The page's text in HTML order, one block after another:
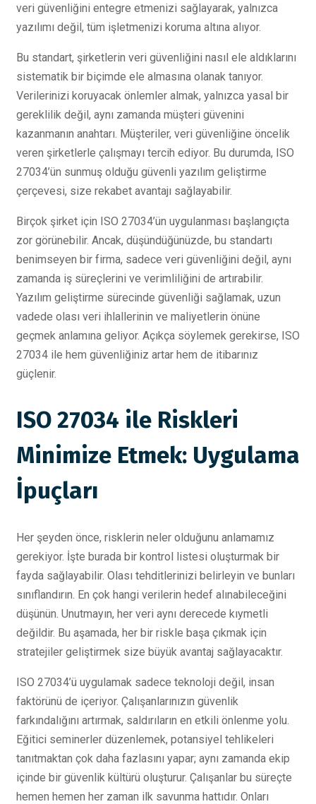
veri güvenliğini entegre etmenizi sağlayarak, yalnızca
yazılımı değil, tüm işletmenizi koruma altına alıyor.
Bu standart, şirketlerin veri güvenliğini nasıl ele aldıklarını
sistematik bir biçimde ele almasına olanak tanıyor.
Verilerinizi koruyacak önlemler almak, yalnızca yasal bir
gereklilik değil, aynı zamanda müşteri güvenini
kazanmanın anahtarı. Müşteriler, veri güvenliğine öncelik
veren şirketlerle çalışmayı tercih ediyor. Bu durumda, ISO
27034’ün sunmuş olduğu güvenli yazılım geliştirme
çerçevesi, size rekabet avantajı sağlayabilir.
Birçok şirket için ISO 27034’ün uygulanması başlangıçta
zor görünebilir. Ancak, düşündüğünüzde, bu standartı
benimseyen bir firma, sadece veri güvenliğini değil, aynı
zamanda iş süreçlerini ve verimliliğini de artırabilir.
Yazılım geliştirme sürecinde güvenliği sağlamak, uzun
vadede olası veri ihlallerinin ve maliyetlerin önüne
geçmek anlamına geliyor. Açıkça söylemek gerekirse, ISO
27034 ile hem güvenliğiniz artar hem de itibarınız
güçlenir.
ISO 27034 ile Riskleri
Minimize Etmek: Uygulama
İpuçları
Her şeyden önce, risklerin neler olduğunu anlamamız
gerekiyor. İşte burada bir kontrol listesi oluşturmak bir
fayda sağlayabilir. Olası tehditlerinizi belirleyin ve bunları
sınıflandırın. En çok hangi verilerin hedef alınabileceğini
düşünün. Unutmayın, her veri aynı derecede kıymetli
değildir. Bu aşamada, her bir riskle başa çıkmak için
stratejiler geliştirmek size büyük avantaj sağlayacaktır.
ISO 27034’ü uygulamak sadece teknoloji değil, insan
faktörünü de içeriyor. Çalışanlarınızın güvenlik
farkındalığını artırmak, saldırıların en etkili önlenme yolu.
Eğitici seminerler düzenlemek, potansiyel tehlikeleri
tanıtmaktan çok daha fazlasını yapar; aynı zamanda ekip
içinde bir güvenlik kültürü oluşturur. Çalışanlar bu süreçte
hemen hemen her zaman ilk savunma hattıdır. Onları